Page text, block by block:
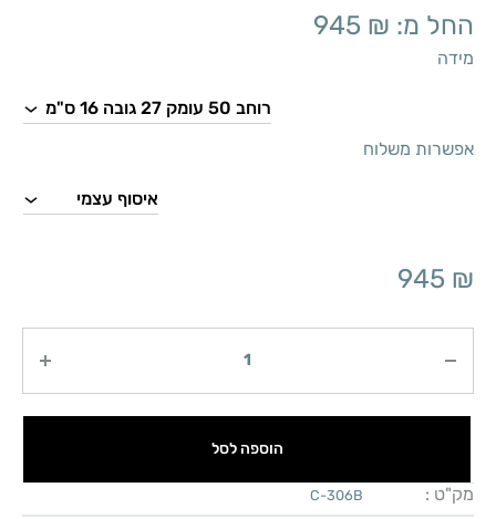
החל מ: 945 ₪
מידה
אפשרות משלוח
945 ₪
הוספה לסל
מק"ט : C-306B